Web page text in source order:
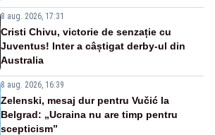
8 aug. 2026, 17:31
Cristi Chivu, victorie de senzație cu
Juventus! Inter a câștigat derby-ul din
Australia
8 aug. 2026, 16:39
Zelenski, mesaj dur pentru Vučić la
Belgrad: „Ucraina nu are timp pentru
scepticism”